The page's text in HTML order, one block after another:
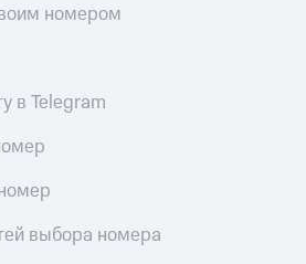
номером
в Telegram
выбора номера